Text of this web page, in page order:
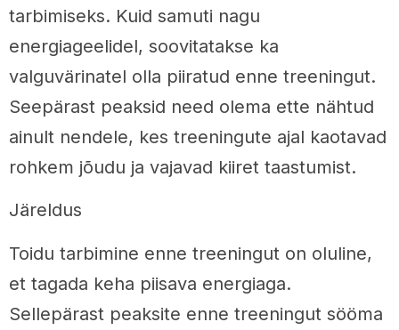
tarbimiseks. Kuid samuti nagu
energiageelidel, soovitatakse ka
valguvärinatel olla piiratud enne treeningut.
Seepärast peaksid need olema ette nähtud
ainult nendele, kes treeningute ajal kaotavad
rohkem jõudu ja vajavad kiiret taastumist.
Järeldus
Toidu tarbimine enne treeningut on oluline,
et tagada keha piisava energiaga.
Sellepärast peaksite enne treeningut sööma